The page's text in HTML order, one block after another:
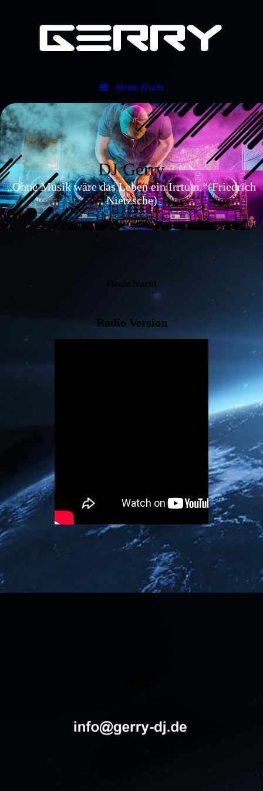
Heute Nacht
DJ Gerry
„Ohne Musik wäre das Leben ein Irrtum.“(Friedrich
Nietzsche)
Heute Nacht
Radio Version